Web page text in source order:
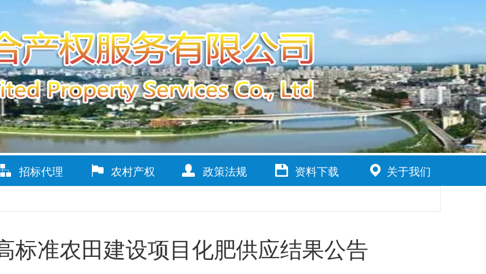
招标代理 农村产权 政策法规 资料下载
关于我们
标准农田建设项目化肥供应结果公告